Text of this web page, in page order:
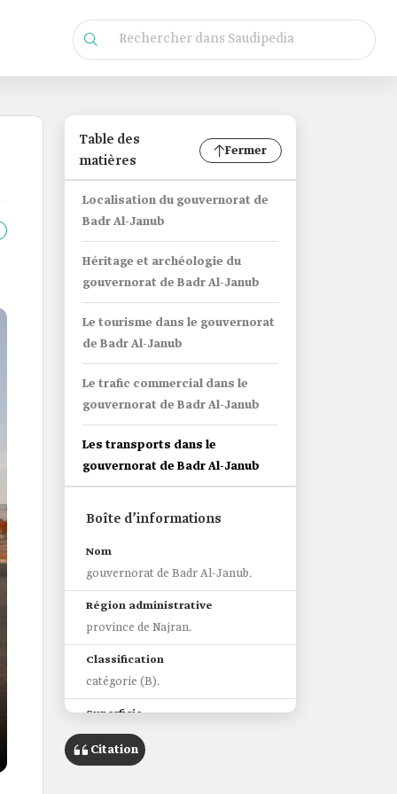
Table des
matières
Fermer
Localisation du gouvernorat de
Badr Al-Janub
Héritage et archéologie du
gouvernorat de Badr Al-Janub
Le tourisme dans le gouvernorat
de Badr Al-Janub
Le trafic commercial dans le
gouvernorat de Badr Al-Janub
Les transports dans le
gouvernorat de Badr Al-Janub
Boîte d’informations
Nom
gouvernorat de Badr Al-Janub.
Région administrative
province de Najran.
Classification
catégorie (B).
Superficie
4 200 km2.
Population
Citation